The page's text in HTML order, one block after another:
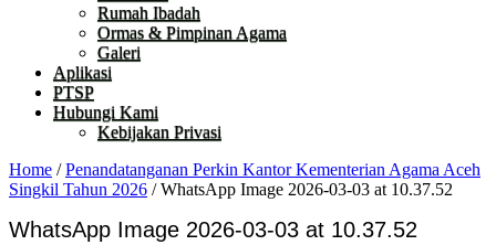
Rumah Ibadah
Ormas & Pimpinan Agama
Galeri
Aplikasi
PTSP
Hubungi Kami
Kebijakan Privasi
Home /Penandatanganan Perkin Kantor Kementerian Agama Aceh
Singkil Tahun 2026 /WhatsApp Image 2026-03-03 at 10.37.52
WhatsApp Image 2026-03-03 at 10.37.52